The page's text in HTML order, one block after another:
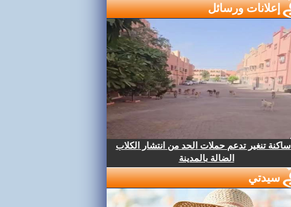
إعلانات ورسائل
ساكنة تنغير تدعم حملات الحد من انتشار الكلاب
الضالة بالمدينة
سيدتي